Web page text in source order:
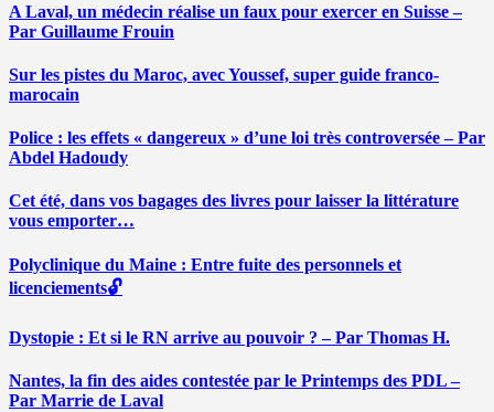
A Laval, un médecin réalise un faux pour exercer en Suisse –
Par Guillaume Frouin
Sur les pistes du Maroc, avec Youssef, super guide franco-
marocain
Police : les effets « dangereux » d’une loi très controversée – Par
Abdel Hadoudy
Cet été, dans vos bagages des livres pour laisser la littérature
vous emporter…
Polyclinique du Maine : Entre fuite des personnels et
licenciements🔓
Dystopie : Et si le RN arrive au pouvoir ? – Par Thomas H.
Nantes, la fin des aides contestée par le Printemps des PDL –
Par Marrie de Laval